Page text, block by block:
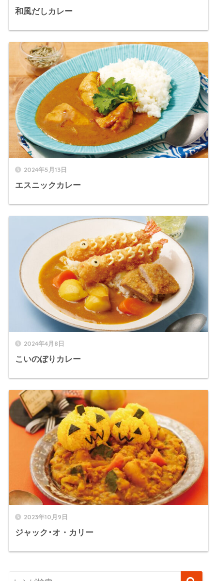
和風だしカレー
2024年5月13日
エスニックカレー
2024年4月8日
こいのぼりカレー
2023年10月9日
ジャック･オ・カリー